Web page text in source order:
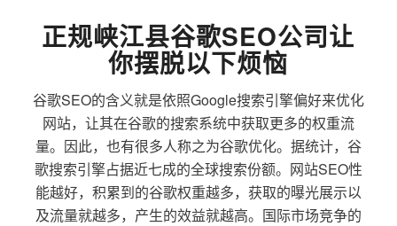
正规峡江县谷歌SEO公司让
你摆脱以下烦恼
谷歌SEO的含义就是依照Google搜索引擎偏好来优化
网站，让其在谷歌的搜索系统中获取更多的权重流
量。因此，也有很多人称之为谷歌优化。据统计，谷
歌搜索引擎占据近七成的全球搜索份额。网站SEO性
能越好，积累到的谷歌权重越多，获取的曝光展示以
及流量就越多，产生的效益就越高。国际市场竞争的